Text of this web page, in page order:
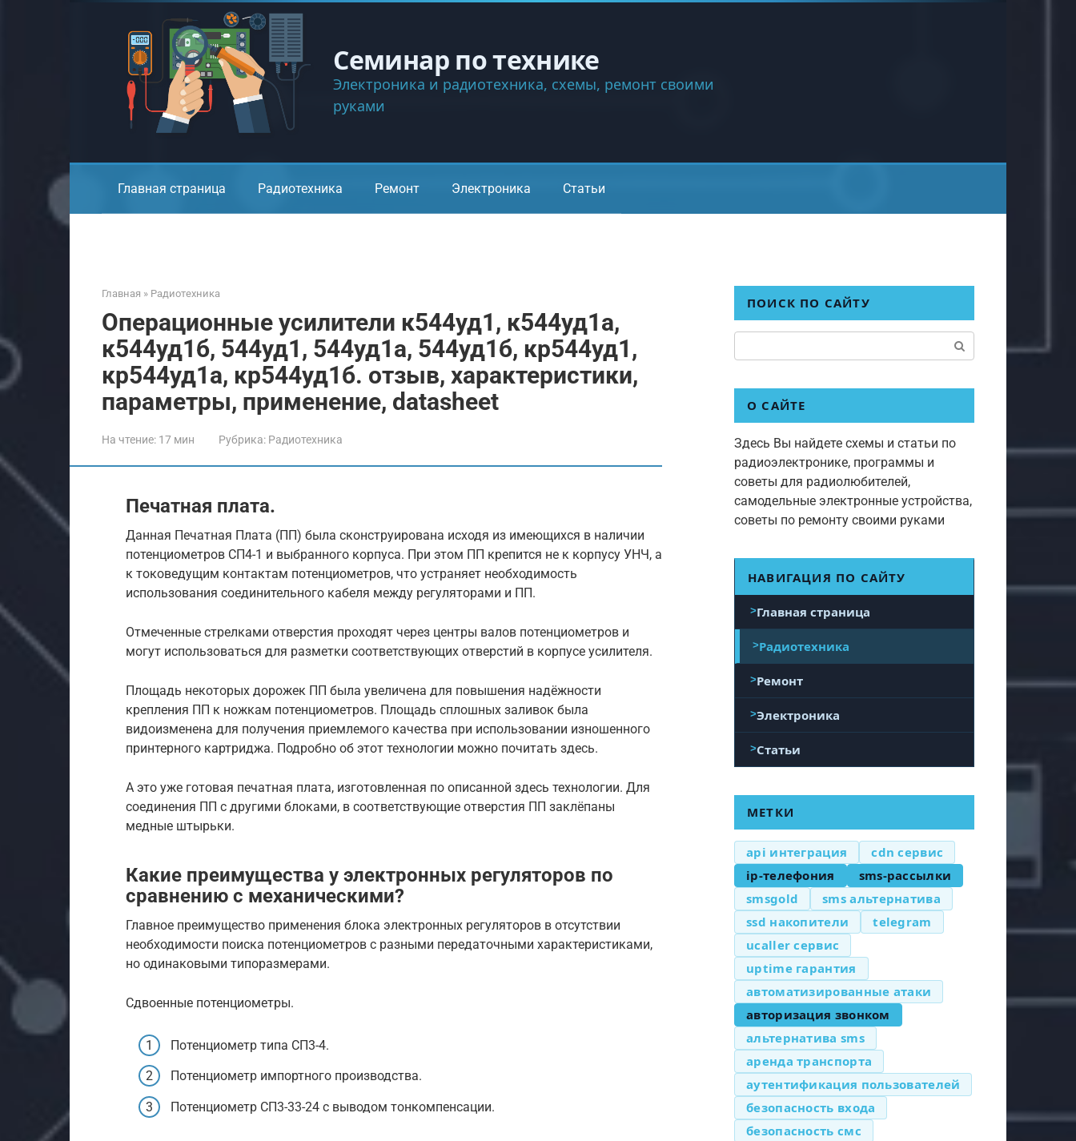
Семинар по технике
Электроника и радиотехника, схемы, ремонт своими
руками
Главная страница Радиотехника Ремонт Электроника Статьи
Главная » Радиотехника
Операционные усилители к544уд1, к544уд1a,
к544уд1б, 544уд1, 544уд1a, 544уд1б, кр544уд1,
кр544уд1a, кр544уд1б. отзыв, характеристики,
параметры, применение, datasheet
На чтение: 17 мин Рубрика: Радиотехника
Печатная плата.
Данная Печатная Плата (ПП) была сконструирована исходя из имеющихся в наличии
потенциометров СП4-1 и выбранного корпуса. При этом ПП крепится не к корпусу УНЧ, а
к токоведущим контактам потенциометров, что устраняет необходимость
использования соединительного кабеля между регуляторами и ПП.
Отмеченные стрелками отверстия проходят через центры валов потенциометров и
могут использоваться для разметки соответствующих отверстий в корпусе усилителя.
Площадь некоторых дорожек ПП была увеличена для повышения надёжности
крепления ПП к ножкам потенциометров. Площадь сплошных заливок была
видоизменена для получения приемлемого качества при использовании изношенного
принтерного картриджа. Подробно об этот технологии можно почитать здесь.
А это уже готовая печатная плата, изготовленная по описанной здесь технологии. Для
соединения ПП с другими блоками, в соответствующие отверстия ПП заклёпаны
медные штырьки.
Какие преимущества у электронных регуляторов по
сравнению с механическими?
Главное преимущество применения блока электронных регуляторов в отсутствии
необходимости поиска потенциометров с разными передаточными характеристиками,
но одинаковыми типоразмерами.
Сдвоенные потенциометры.
Потенциометр типа СП3-4.
Потенциометр импортного производства.
Потенциометр СП3-33-24 с выводом тонкомпенсации.
ПОИСК ПО САЙТУ
О САЙТЕ
Здесь Вы найдете схемы и статьи по
радиоэлектронике, программы и
советы для радиолюбителей,
самодельные электронные устройства,
советы по ремонту своими руками
НАВИГАЦИЯ ПО САЙТУ
Главная страница
Радиотехника
Ремонт
Электроника
Статьи
МЕТКИ
api интеграция
cdn сервис
ip-телефония
sms-рассылки
smsgold
sms альтернатива
ssd накопители
telegram
ucaller сервис
uptime гарантия
автоматизированные атаки
авторизация звонком
альтернатива sms
аренда транспорта
аутентификация пользователей
безопасность входа
безопасность смс